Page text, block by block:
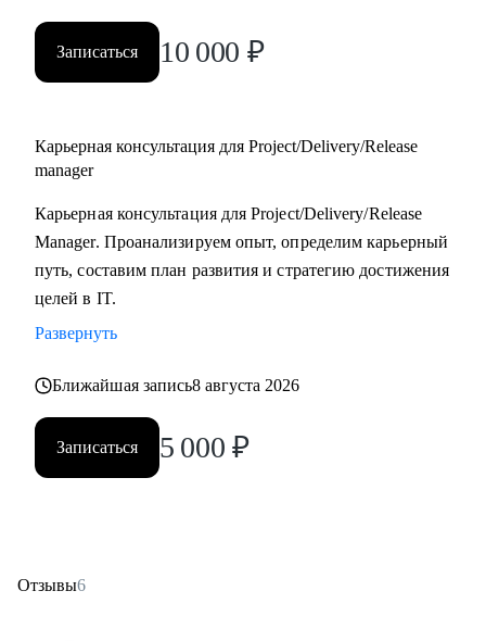
Записаться 10 000 ₽
Карьерная консультация для Project/Delivery/Release
manager
Карьерная консультация для Project/Delivery/Release
Manager. Проанализируем опыт, определим карьерный
путь, составим план развития и стратегию достижения
целей в IT.
Развернуть
Ближайшая запись8 августа 2026
Записаться 5 000 ₽
Отзывы6